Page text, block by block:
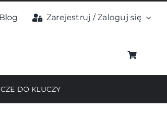
Blog Zarejestruj / Zaloguj się
DO KLUCZY